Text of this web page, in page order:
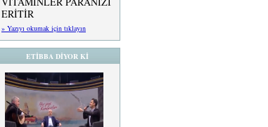
ERİTİR
» Yazıyı okumak için tıklayın
ETİBBA DİYOR Kİ